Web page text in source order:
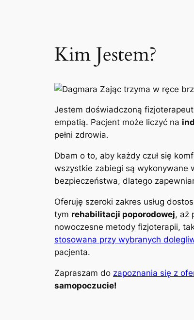
Kim Jestem?
Jestem doświadczoną
empatią. Pacjent może liczyć na
pełni zdrowia.
Dbam o to, aby każdy czuł się
wszystkie zabiegi są wykonywane
bezpieczeństwa, dlatego
Oferuję szeroki zakres usług
tym rehabilitacji poporodowej, aż
nowoczesne metody fizjoterapii,
stosowana przy wybranych
pacjenta.
Zapraszam do zapoznania się z
samopoczucie!